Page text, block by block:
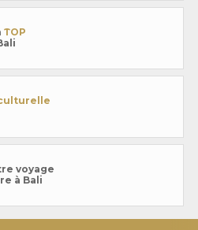
TOP
voyage
à Bali